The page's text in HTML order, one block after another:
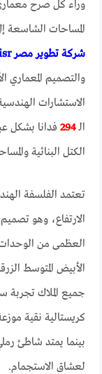
وراء كل صرح
المساحات الشاسعة
شركة تطوير مصر Tatweer Misr
والتصميم المعماري
الاستشارات
الـ294 فدانا بشكل
الكتل البنائية
تعتمد الفلسفة
الارتفاع، وهو
العظمى من الوحدات
الأبيض المتوسط
جميع الملاك تجربة
كريستالية نقية
بينما يمتد شاطئ
لعشاق الاستجمام.